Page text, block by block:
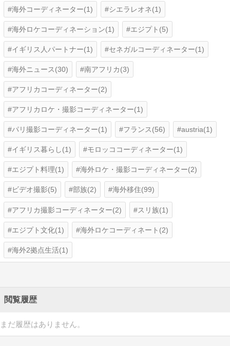
海外コーディネーター(1) シエラレオネ(1)
海外ロケコーディネーション(1) エジプト(5)
イギリス人パートナー(1) セネガルコーディネーター(1)
海外ニュース(30) 南アフリカ(3)
アフリカコーディネーター(2)
アフリカロケ・撮影コーディネーター(1)
パリ撮影コーディネーター(1) フランス(56) austria(1)
イギリス暮らし(1) モロッココーディネーター(1)
エジプト料理(1) 海外ロケ・撮影コーディネーター(2)
ビデオ撮影(5) 部族(2) 海外移住(99)
アフリカ撮影コーディネーター(2) スリ族(1)
エジプト文化(1) 海外ロケコーディネート(2)
海外2拠点生活(1)
閲覧履歴
まだ履歴はありません。